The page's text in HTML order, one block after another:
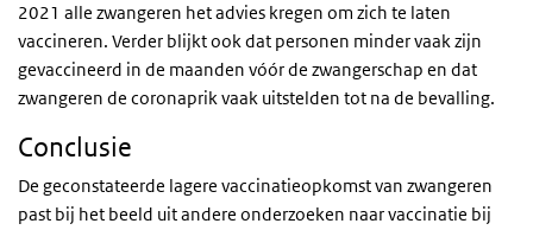
2021 alle zwangeren het advies kregen om zich te laten
vaccineren. Verder blijkt ook dat personen minder vaak zijn
gevaccineerd in de maanden vóór de zwangerschap en dat
zwangeren de coronaprik vaak uitstelden tot na de bevalling.
Conclusie
De geconstateerde lagere vaccinatieopkomst van zwangeren
past bij het beeld uit andere onderzoeken naar vaccinatie bij